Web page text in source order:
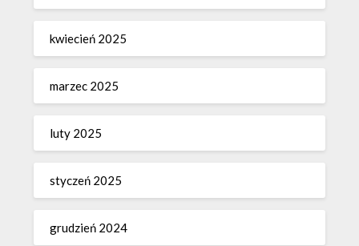
kwiecień 2025
marzec 2025
luty 2025
styczeń 2025
grudzień 2024